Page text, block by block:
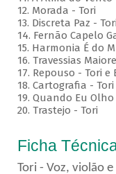
12. Morada - Tori
13. Discreta Paz - Tori
14. Fernão Capelo
15. Harmonia É do
16. Travessias
17. Repouso - Tori
⁠18. Cartografia - Tori
19. Quando Eu
20. Trastejo - Tori
Ficha
Tori - Voz, violão